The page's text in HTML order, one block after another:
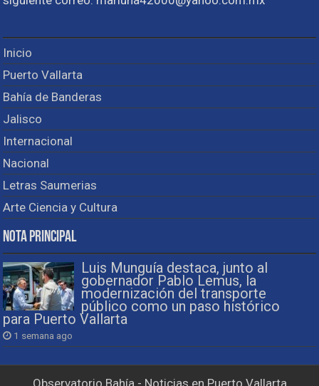
Inicio
Puerto Vallarta
Bahía de Banderas
Jalisco
Internacional
Nacional
Letras Saumerias
Arte Ciencia y Cultura
Nota Principal
Luis Munguía destaca, junto al
gobernador Pablo Lemus, la
modernización del transporte
público como un paso histórico
para Puerto Vallarta
1 semana ago
Observatorio Bahía - Noticias en Puerto Vallarta